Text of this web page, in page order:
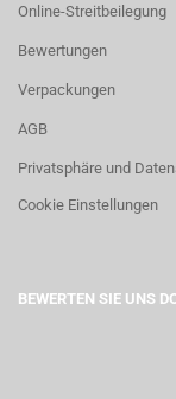
Online-Streitbeilegung
Bewertungen
Verpackungen
AGB
Privatsphäre und
Cookie Einstellungen
BEWERTEN SIE UNS